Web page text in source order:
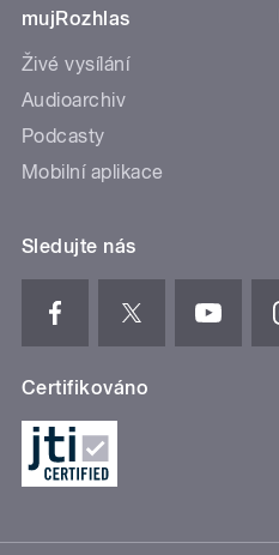
mujRozhlas
Živé vysílání
Audioarchiv
Podcasty
Mobilní aplikace
Sledujte nás
Certifikováno